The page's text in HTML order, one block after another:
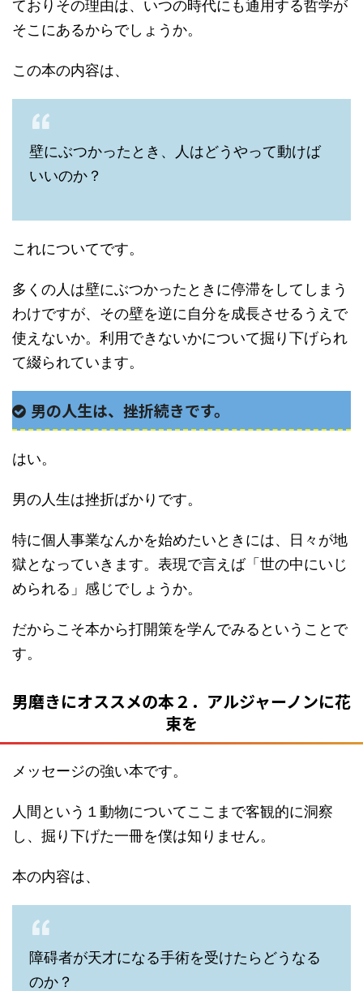
ておりその理由は、いつの時代にも通用する哲学が
そこにあるからでしょうか。
この本の内容は、
壁にぶつかったとき、人はどうやって動けば
いいのか？
これについてです。
多くの人は壁にぶつかったときに停滞をしてしまう
わけですが、その壁を逆に自分を成長させるうえで
使えないか。利用できないかについて掘り下げられ
て綴られています。
男の人生は、挫折続きです。
はい。
男の人生は挫折ばかりです。
特に個人事業なんかを始めたいときには、日々が地
獄となっていきます。表現で言えば「世の中にいじ
められる」感じでしょうか。
だからこそ本から打開策を学んでみるということで
す。
男磨きにオススメの本２．アルジャーノンに花
束を
メッセージの強い本です。
人間という１動物についてここまで客観的に洞察
し、掘り下げた一冊を僕は知りません。
本の内容は、
障碍者が天才になる手術を受けたらどうなる
のか？